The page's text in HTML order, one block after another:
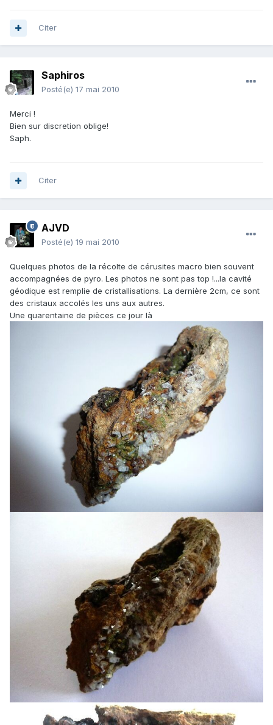
Citer
Saphiros
Posté(e) 17 mai 2010
Merci !
Bien sur discretion oblige!
Saph.
Citer
AJVD
Posté(e) 19 mai 2010
Quelques photos de la récolte de cérusites macro bien souvent
accompagnées de pyro. Les photos ne sont pas top !...la cavité
géodique est remplie de cristallisations. La dernière 2cm, ce sont
des cristaux accolés les uns aux autres.
Une quarentaine de pièces ce jour là